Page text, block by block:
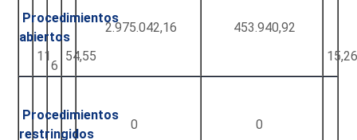
Procedimientos
abiertos
11
6
54,55
2.975.042,16
453.940,92
Procedimientos
restringidos
0 0